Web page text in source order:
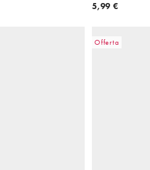
5,99 €
Offerta